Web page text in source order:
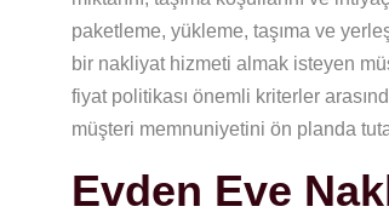
paketleme, yükleme, taşıma ve
bir nakliyat hizmeti almak isteyen
fiyat politikası önemli kriterler
müşteri memnuniyetini ön planda
Evden Eve